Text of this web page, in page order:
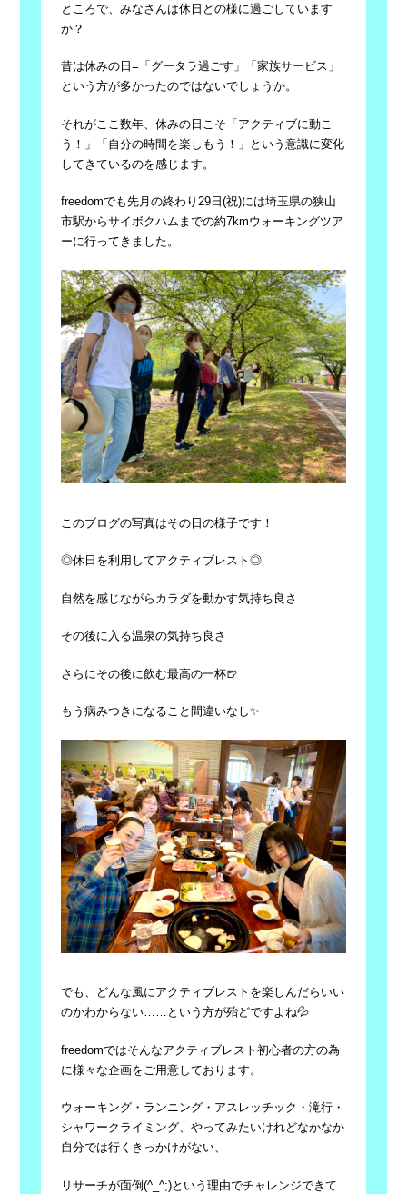
ところで、みなさんは休日どの様に過ごしています
か？
昔は休みの日=「グータラ過ごす」「家族サービス」
という方が多かったのではないでしょうか。
それがここ数年、休みの日こそ「アクティブに動こ
う！」「自分の時間を楽しもう！」という意識に変化
してきているのを感じます。
freedomでも先月の終わり29日(祝)には埼玉県の狭山
市駅からサイボクハムまでの約7kmウォーキングツア
ーに行ってきました。
このブログの写真はその日の様子です！
◎休日を利用してアクティブレスト◎
自然を感じながらカラダを動かす気持ち良さ
その後に入る温泉の気持ち良さ
さらにその後に飲む最高の一杯🍺
もう病みつきになること間違いなし✨
でも、どんな風にアクティブレストを楽しんだらいい
のかわからない……という方が殆どですよね💦
freedomではそんなアクティブレスト初心者の方の為
に様々な企画をご用意しております。
ウォーキング・ランニング・アスレッチック・滝行・
シャワークライミング、やってみたいけれどなかなか
自分では行くきっかけがない、
リサーチが面倒(^_^;)という理由でチャレンジできて